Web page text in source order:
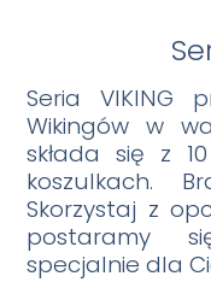
Seria VIKING
Wikingów w
składa się z
koszulkach.
Skorzystaj z
postaramy
specjalnie dla